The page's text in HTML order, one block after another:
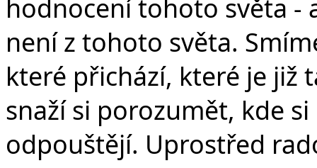
hodnocení tohoto světa -
není z tohoto světa.
které přichází, které je již
snaží si porozumět, kde
odpouštějí. Uprostřed